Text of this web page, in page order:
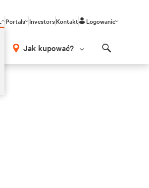
Portals InvestorsKontakt Logowanie
Jak kupować?